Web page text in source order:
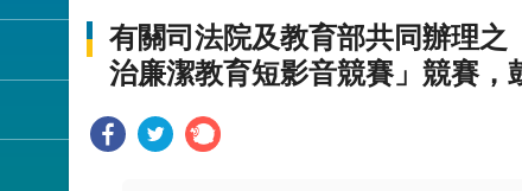
有關司法院及教育部共同辦理
治廉潔教育短影音競賽」競賽，